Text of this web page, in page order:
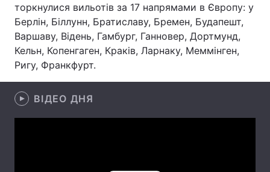
Здоров'я Туризм
Цікавинки Погода
Екологія
торкнулися вильотів за 17 напрямами в Європу: у
Берлін, Біллунн, Братиславу, Бремен, Будапешт,
Варшаву, Відень, Гамбург, Ганновер, Дортмунд,
Кельн, Копенгаген, Краків, Ларнаку, Меммінген,
Ригу, Франкфурт.
ВІДЕО ДНЯ